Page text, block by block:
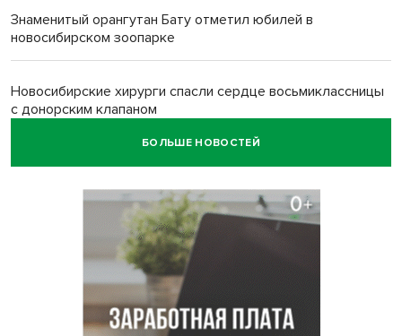
Знаменитый орангутан Бату отметил юбилей в
новосибирском зоопарке
Новосибирские хирурги спасли сердце восьмиклассницы
с донорским клапаном
БОЛЬШЕ НОВОСТЕЙ